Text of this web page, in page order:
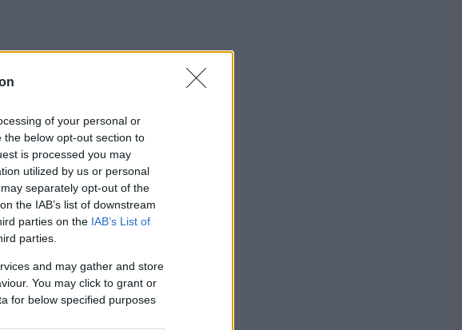
of your personal or
below opt-out section to
is processed you may
utilized by us or personal
separately opt-out of the
the IAB’s list of downstream
parties on the IAB’s List of
parties.
and may gather and store
You may click to grant or
for below specified purposes